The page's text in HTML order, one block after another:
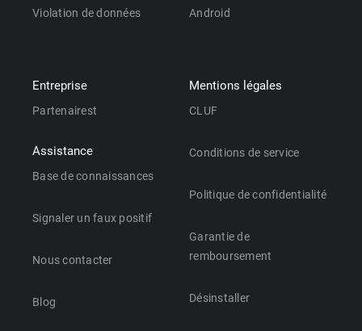
Violation de données Android
Entreprise
Partenairest
Assistance
Base de connaissances
Signaler un faux positif
Nous contacter
Blog
Mentions légales
CLUF
Conditions de service
Politique de confidentialité
Garantie de
remboursement
Désinstaller